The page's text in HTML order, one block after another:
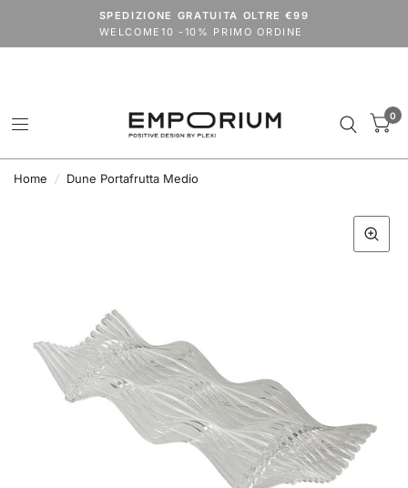
SPEDIZIONE GRATUITA OLTRE €99
WELCOME10 -10% PRIMO ORDINE
Spedizioni dal 24 agosto.
VACANZE2026extra 15% su tutto il catalogo (outlet escluso)
0
Home / Dune Portafrutta Medio